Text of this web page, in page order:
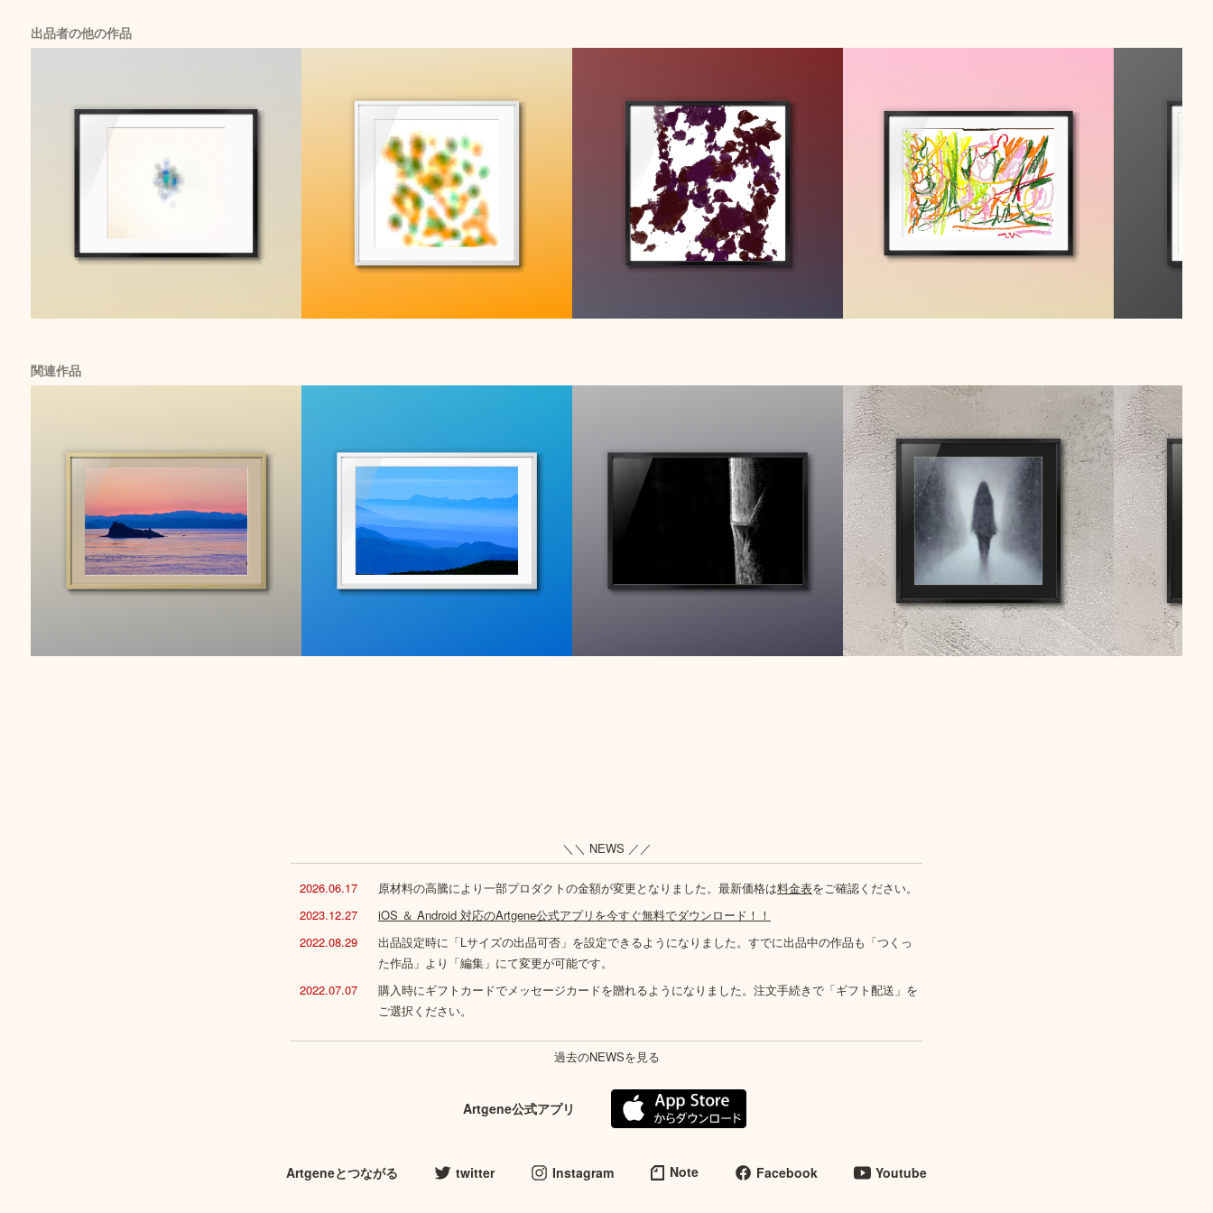
出品者の他の作品
関連作品
＼＼ NEWS ／／
2026.06.17 原材料の高騰により一部プロダクトの金額が変更となりました。最新価格は料金表をご確認ください。
2023.12.27
iOS ＆ Android 対応のArtgene公式アプリを今すぐ無料でダウンロード！！
2022.08.29
出品設定時に「Lサイズの出品可否」を設定できるようになりました。すでに出品中の作品も「つくっ
た作品」より「編集」にて変更が可能です。
2022.07.07
購入時にギフトカードでメッセージカードを贈れるようになりました。注文手続きで「ギフト配送」を
ご選択ください。
過去のNEWSを見る
Artgene公式アプリ
Artgeneとつながる twitter Instagram Note Facebook Youtube